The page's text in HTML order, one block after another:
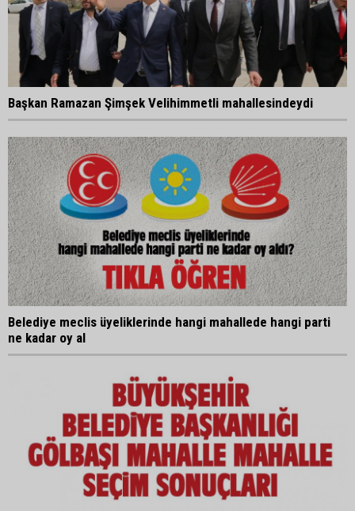
Başkan Ramazan Şimşek Velihimmetli mahallesindeydi
Belediye meclis üyeliklerinde hangi mahallede hangi parti
ne kadar oy al